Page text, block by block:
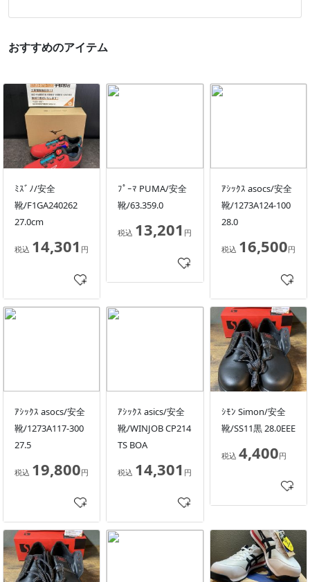
おすすめのアイテム
ﾐｽﾞﾉ/安全
靴/F1GA240262
27.0cm
税込 14,301 円
ﾌﾟｰﾏ PUMA/安全
靴/63.359.0
税込 13,201 円
ｱｼｯｸｽ asocs/安全
靴/1273A124-100
28.0
税込 16,500円
ｱｼｯｸｽ asocs/安全
靴/1273A117-300
27.5
税込 19,800円
ｱｼｯｸｽ asics/安全
靴/WINJOB CP214
TS BOA
税込 14,301 円
ｼﾓﾝ Simon/安全
靴/SS11黒 28.0EEE
税込 4,400円